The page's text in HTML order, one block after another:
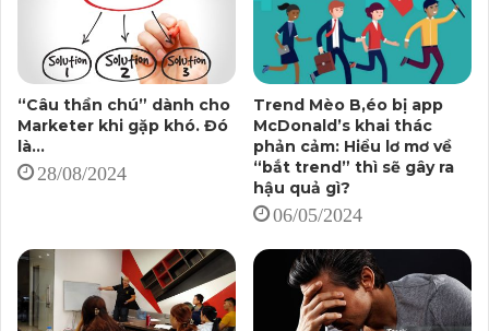
mỗi giảng viên ý thức hơn trong việc xây dựng bài giảng
chất lượng, cũng như ý thức hơn trong thái độ, trách
nhiệm của mình với lớp, với học viên.
Tải eBook chia sẻ chuyên môn về kỹ năng viết lách,
Content Marketing, PR của Giảng viên
Vietchuyennghiep.vn – Nguyễn Trung Hiếu
giảng viên không đáp ứng điều đó, với lý do khó tin:
Chi phí giảng dạy “không bõ”!
“Câu thần chú” dành cho
Marketer khi gặp khó. Đó
là…
28/08/2024
Trend Mèo B,éo bị app
McDonald’s khai thác
phản cảm: Hiểu lơ mơ về
“bắt trend” thì sẽ gây ra
hậu quả gì?
06/05/2024